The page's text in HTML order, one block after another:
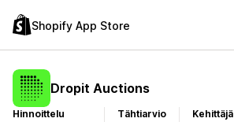
Shopify App Store
Dropit Auctions
Hinnoittelu
Tähtiarvio
Kehittäjä